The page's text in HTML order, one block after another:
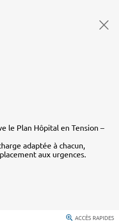
le Plan Hôpital en Tension –
adaptée à chacun,
aux urgences.
ACCÈS RAPIDES